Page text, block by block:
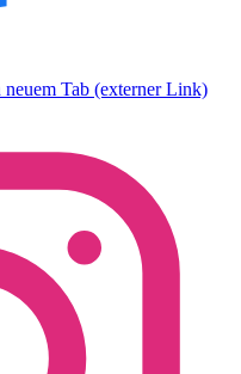
Tab (externer Link)